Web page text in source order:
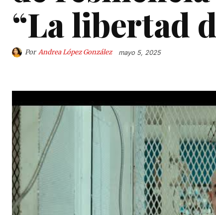
“La libertad
Por Andrea López González mayo 5, 2025